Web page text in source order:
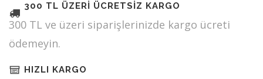
300 TL ÜZERİ ÜCRETSİZ KARGO
300 TL ve üzeri siparişlerinizde kargo ücreti
ödemeyin.
HIZLI KARGO